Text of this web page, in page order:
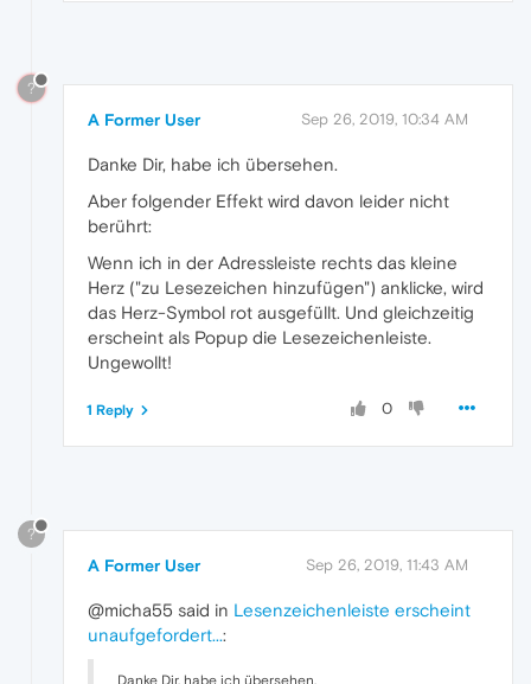
?
A Former User Sep 26, 2019, 10:34 AM
Danke Dir, habe ich übersehen.
Aber folgender Effekt wird davon leider nicht
berührt:
Wenn ich in der Adressleiste rechts das kleine
Herz ("zu Lesezeichen hinzufügen") anklicke, wird
das Herz-Symbol rot ausgefüllt. Und gleichzeitig
erscheint als Popup die Lesezeichenleiste.
Ungewollt!
0
1 Reply
?
A Former User Sep 26, 2019, 11:43 AM
@micha55 said in Lesenzeichenleiste erscheint
unaufgefordert...:
Danke Dir, habe ich übersehen.